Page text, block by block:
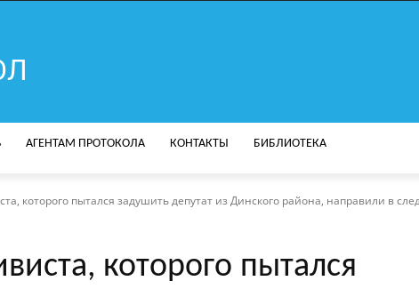
АГЕНТАМ ПРОТОКОЛА КОНТАКТЫ БИБЛИОТЕКА
которого пытался задушить депутат из Динского района, направили в
которого пытался